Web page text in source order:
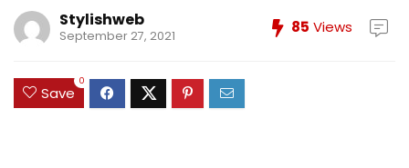
Stylishweb
September 27, 2021 85 Views
Save
0